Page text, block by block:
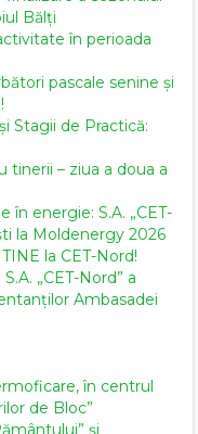
Bălți
în perioada
pascale senine și
Stagii de Practică:
tinerii – ziua a doua a
în energie: S.A. „CET-
la Moldenergy 2026
la CET-Nord!
„CET-Nord” a
Ambasadei
în centrul
de Bloc”
și